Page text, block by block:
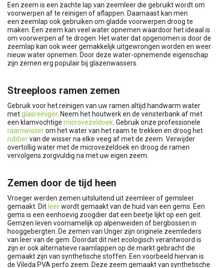
Een zeem is een zachte lap van zeemleer die gebruikt wordt om
voorwerpen af te reinigen of aflappen. Daarnaast kan men
een zeemlap ook gebruiken om gladde voorwerpen droog te
maken. Een zeem kan veel water opnemen waardoor het ideaal is
om voorwerpen af te drogen. Het water dat opgenomen is door de
zeemlap kan ook weer gemakkelijk uitgewrongen worden en weer
nieuw water opnemen. Door deze water-opnemende eigenschap
zijn zemen erg populair bij glazenwassers.
Streeploos ramen zemen
Gebruik voor het reinigen van uw ramen altijd handwarm water
metglasreiniger. Neem het houtwerk en de vensterbank af met
een klamvochtige microvezeldoek . Gebruik onze professionele
raamwisserom het water van het raam te trekken en droog het
rubbervan de wisser na elke veeg af met de zeem. Verwijder
overtollig water met de microvezeldoek en droog de ramen
vervolgens zorgvuldig na met uw eigen zeem.
Zemen door de tijd heen
Vroeger werden zemen uitsluitend uit zeemleer of gemsleer
gemaakt. Ditleerwordt gemaakt van de huid van een gems. Een
gems is een eenhoevig zoogdier dat een beetje lijkt op een geit.
Gemzen leven voornamelijk op alpenweiden of bergbossen in
hooggebergten. De zemen van Unger zijn originele zeemleders
van leer van de gem. Doordat dit niet ecologisch verantwoord is
zijn er ook alternatieve raamlappen op de markt gebracht die
gemaakt zijn van synthetische stoffen. Een voorbeeld hiervan is
de Vileda PVA perfo zeem. Deze zeem gemaakt van synthetische